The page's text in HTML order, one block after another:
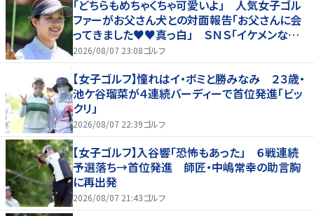
「どちらもめちゃくちゃ可愛いよ」 人気女子ゴル
ファーがお父さん犬との対面報告「お父さんに会
ってきました♥♥真っ白」 ＳＮＳ「イケメンなお
父さん」「白戸家入りするんですか？」
2026/08/07 23:08ゴルフ
【女子ゴルフ】憧れはイ・ボミと勝みなみ ２３歳・
池ケ谷瑠菜が４連続バーディーで首位発進「ビッ
クリ」
2026/08/07 22:39ゴルフ
【女子ゴルフ】入谷響「恐怖もあった」 ６戦連続
予選落ち→首位発進 師匠・中嶋常幸の助言胸
に再出発
2026/08/07 21:43ゴルフ